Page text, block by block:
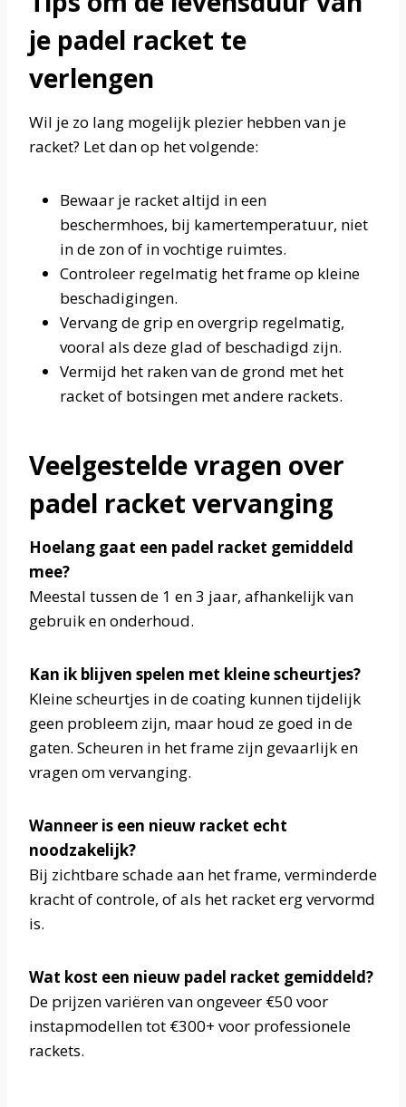
je padel racket te
verlengen
Wil je zo lang mogelijk plezier hebben van je
racket? Let dan op het volgende:
Bewaar je racket altijd in een
beschermhoes, bij kamertemperatuur, niet
in de zon of in vochtige ruimtes.
Controleer regelmatig het frame op kleine
beschadigingen.
Vervang de grip en overgrip regelmatig,
vooral als deze glad of beschadigd zijn.
Vermijd het raken van de grond met het
racket of botsingen met andere rackets.
Veelgestelde vragen over
padel racket vervanging
Hoelang gaat een padel racket gemiddeld
mee?
Meestal tussen de 1 en 3 jaar, afhankelijk van
gebruik en onderhoud.
Kan ik blijven spelen met kleine scheurtjes?
Kleine scheurtjes in de coating kunnen tijdelijk
geen probleem zijn, maar houd ze goed in de
gaten. Scheuren in het frame zijn gevaarlijk en
vragen om vervanging.
Wanneer is een nieuw racket echt
noodzakelijk?
Bij zichtbare schade aan het frame, verminderde
kracht of controle, of als het racket erg vervormd
is.
Wat kost een nieuw padel racket gemiddeld?
De prijzen variëren van ongeveer €50 voor
instapmodellen tot €300+ voor professionele
rackets.